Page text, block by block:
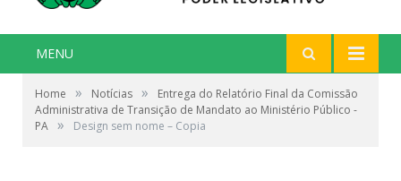
MENU
Home » Notícias »
Entrega do Relatório Final da Comissão
Administrativa de Transição de Mandato ao Ministério Público -
PA » Design sem nome – Copia